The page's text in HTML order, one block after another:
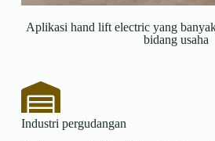
Aplikasi hand lift electric yang
bidang usaha
Industri pergudangan